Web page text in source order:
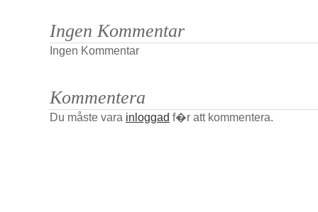
Ingen Kommentar
Ingen Kommentar
Kommentera
Du måste vara inloggad f�r att kommentera.